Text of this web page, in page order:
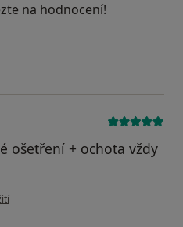
na hodnocení!
ošetření + ochota vždy
Pacient